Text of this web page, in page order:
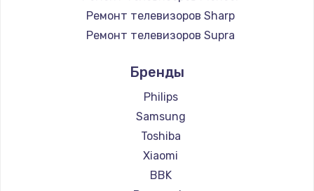
Замена шим-контроллера
Заказать
Настройка Wi-Fi
1030 руб.
Заказать
Ремонт телевизоров Sharp
Ремонт телевизоров Supra
Ремонт телевизоров Hisense
Ремонт телевизоров Daewoo
Ремонт телевизоров Centek
Ремонт телевизоров Telefunken
Ремонт телевизоров Hyundai
Ремонт телевизоров Doffler
Бренды
Philips
Samsung
Toshiba
Xiaomi
BBK